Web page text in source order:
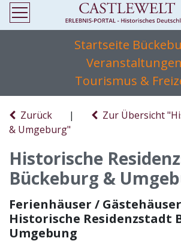
Startseite
Veranstaltungen
Tourismus &
Zurück |
Zur Übersicht
& Umgeburg"
Historische
Bückeburg &
Ferienhäuser /
Historische Residenzstadt
Umgebung